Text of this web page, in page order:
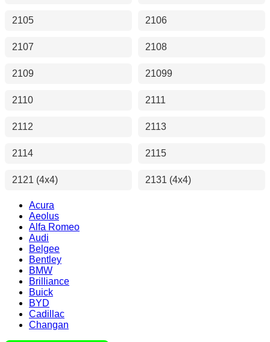
2105 2106
2107 2108
2109 21099
2110 2111
2112 2113
2114 2115
2121 (4x4) 2131 (4x4)
Acura
Aeolus
Alfa Romeo
Audi
Belgee
Bentley
BMW
Brilliance
Buick
BYD
Cadillac
Changan